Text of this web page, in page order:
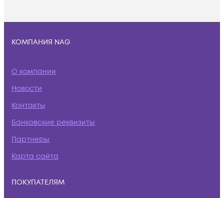
КОМПАНИЯ NAG
О компании
Новости
Контакты
Банковские реквизиты
Партнеры
Карта сайта
ПОКУПАТЕЛЯМ